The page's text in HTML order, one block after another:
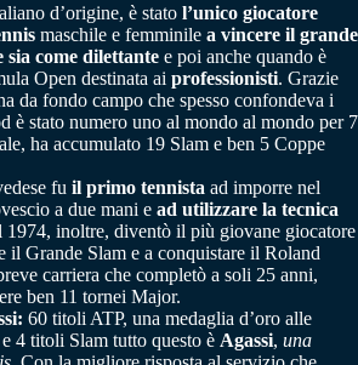
d’origine, è stato l’unico giocatore
maschile e femminile a vincere il grande
sia come dilettante e poi anche quando è
Open destinata ai professionisti. Grazie
da fondo campo che spesso confondeva i
è stato numero uno al mondo al mondo per 7
ha accumulato 19 Slam e ben 5 Coppe
fu il primo tennista ad imporre nel
a due mani e ad utilizzare la tecnica
1974, inoltre, diventò il più giovane giocatore
il Grande Slam e a conquistare il Roland
carriera che completò a soli 25 anni,
ben 11 tornei Major.
60 titoli ATP, una medaglia d’oro alle
4 titoli Slam tutto questo è Agassi, una